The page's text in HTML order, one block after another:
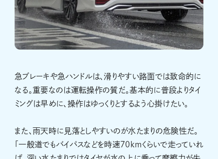
急ブレーキや急ハンドルは、滑りやすい路面では致命的に
なる。重要なのは運転操作の質だ。基本的に普段よりタイ
ミングは早めに、操作はゆっくりとするよう心掛けたい。
また、雨天時に見落としやすいのが水たまりの危険性だ。
「一般道でもバイパスなどを時速70kmくらいで走っていれ